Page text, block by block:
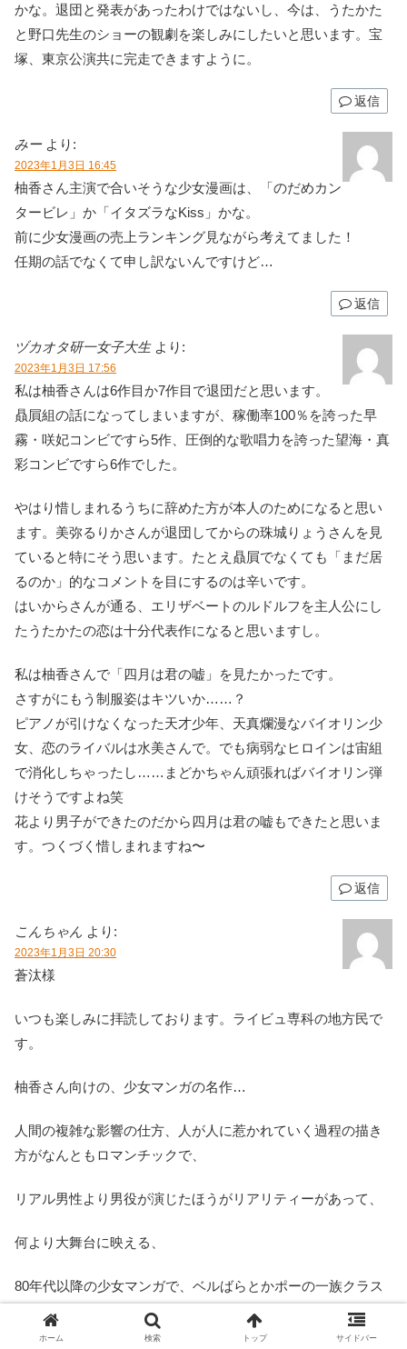
かな。退団と発表があったわけではないし、今は、うたかた
と野口先生のショーの観劇を楽しみにしたいと思います。宝
塚、東京公演共に完走できますように。
返信
みー より:
2023年1月3日 16:45
柚香さん主演で合いそうな少女漫画は、「のだめカン
タービレ」か「イタズラなKiss」かな。
前に少女漫画の売上ランキング見ながら考えてました！
任期の話でなくて申し訳ないんですけど…
返信
ヅカオタ研一女子大生 より:
2023年1月3日 17:56
私は柚香さんは6作目か7作目で退団だと思います。
贔屓組の話になってしまいますが、稼働率100％を誇った早
霧・咲妃コンビですら5作、圧倒的な歌唱力を誇った望海・真
彩コンビですら6作でした。
やはり惜しまれるうちに辞めた方が本人のためになると思い
ます。美弥るりかさんが退団してからの珠城りょうさんを見
ていると特にそう思います。たとえ贔屓でなくても「まだ居
るのか」的なコメントを目にするのは辛いです。
はいからさんが通る、エリザベートのルドルフを主人公にし
たうたかたの恋は十分代表作になると思いますし。
私は柚香さんで「四月は君の嘘」を見たかったです。
さすがにもう制服姿はキツいか……？
ピアノが引けなくなった天才少年、天真爛漫なバイオリン少
女、恋のライバルは水美さんで。でも病弱なヒロインは宙組
で消化しちゃったし……まどかちゃん頑張ればバイオリン弾
けそうですよね笑
花より男子ができたのだから四月は君の嘘もできたと思いま
す。つくづく惜しまれますね〜
返信
こんちゃん より:
2023年1月3日 20:30
蒼汰様
いつも楽しみに拝読しております。ライビュ専科の地方民で
す。
柚香さん向けの、少女マンガの名作…
人間の複雑な影響の仕方、人が人に惹かれていく過程の描き
方がなんともロマンチックで、
リアル男性より男役が演じたほうがリアリティーがあって、
何より大舞台に映える、
80年代以降の少女マンガで、ベルばらとかポーの一族クラス
の、少年漫画好きにも名が知られた作品…少女漫画ファンの
間で有名な作品はあるのでしょうが、ドラゴンボールとかス
ホーム 検索 トップ サイドバー